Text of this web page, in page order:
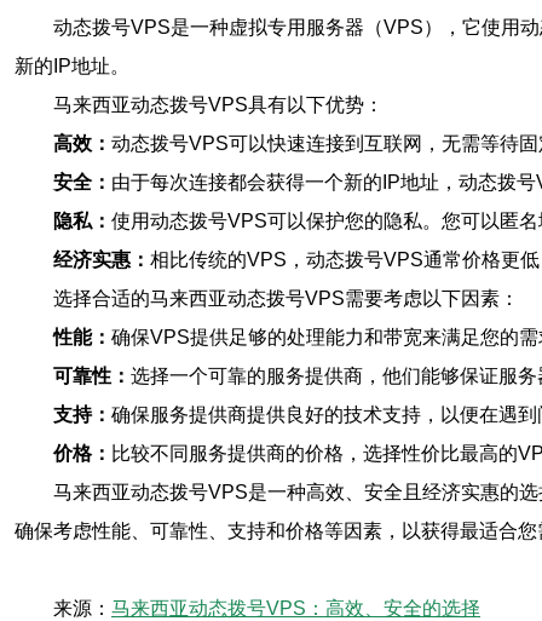
动态拨号VPS是一种虚拟专用服务器（VPS），它使用
新的IP地址。
马来西亚动态拨号VPS具有以下优势：
高效： 动态拨号VPS可以快速连接到互联网，无需等待
安全： 由于每次连接都会获得一个新的IP地址，动态拨
隐私： 使用动态拨号VPS可以保护您的隐私。您可以匿
经济实惠： 相比传统的VPS，动态拨号VPS通常价格更
选择合适的马来西亚动态拨号VPS需要考虑以下因素：
性能： 确保VPS提供足够的处理能力和带宽来满足您的
可靠性： 选择一个可靠的服务提供商，他们能够保证服
支持： 确保服务提供商提供良好的技术支持，以便在遇
价格： 比较不同服务提供商的价格，选择性价比最高的
马来西亚动态拨号VPS是一种高效、安全且经济实惠的
确保考虑性能、可靠性、支持和价格等因素，以获得最适合
来源： 马来西亚动态拨号VPS：高效、安全的选择